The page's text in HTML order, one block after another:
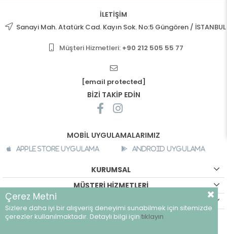
İLETİŞİM
Sanayi Mah. Atatürk Cad. Kayın Sok. No:5 Güngören / İSTANBUL
Müşteri Hizmetleri: +90 212 505 55 77
[email protected]
BİZİ TAKİP EDİN
MOBİL UYGULAMALARIMIZ
Apple Store Uygulama Android Uygulama
KURUMSAL
MÜŞTERİ HİZMETLERİ
©breeze.com.tr - Tüm hakları saklıdır.
Çerez Metni
Sizlere daha iyi bir alışveriş deneyimi sunabilmek için sitemizde
çerezler kullanılmaktadır. Detaylı bilgi için tıklayın